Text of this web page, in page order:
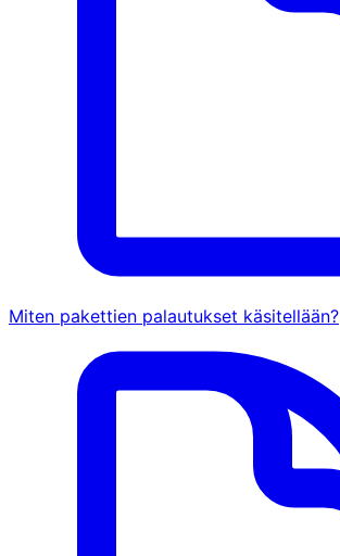
Miten pakettien palautukset käsitellään?